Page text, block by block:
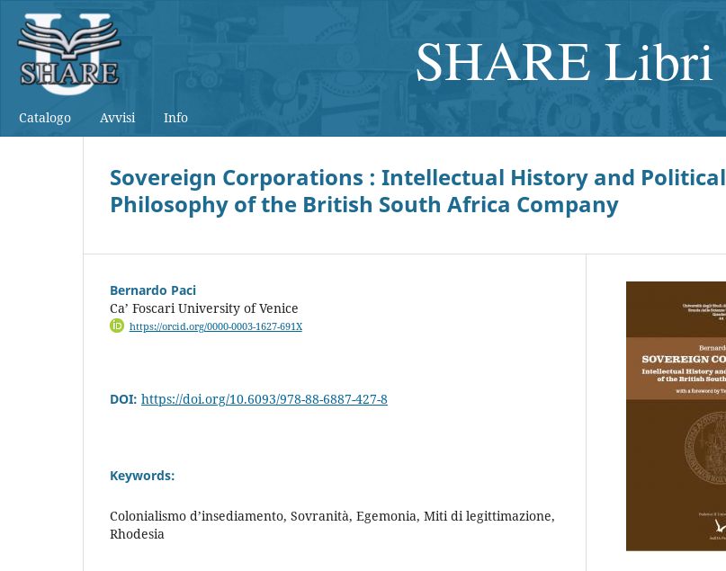
SHARE Libri
Catalogo Avvisi Info
Sovereign Corporations : Intellectual History and Political
Philosophy of the British South Africa Company
Bernardo Paci
Ca’ Foscari University of Venice
https://orcid.org/0000-0003-1627-691X
DOI: https://doi.org/10.6093/978-88-6887-427-8
Keywords:
Colonialismo d’insediamento, Sovranità, Egemonia, Miti di legittimazione,
Rhodesia